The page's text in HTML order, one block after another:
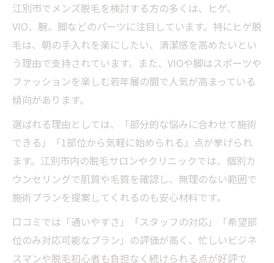
イント
江別医療脱毛で自分に合うメンズ脱毛の探
し方
ヒゲ脱毛江別で選ぶ際のメンズ視点の比較
べき項目
口コミや効果を活用した江別脱毛メンズの
選び方
ヒゲ脱毛から始める江別のメンズケア術
底解説
江別脱毛メンズのヒゲケアで得られるメリ
江別市でメンズ脱毛を検討する方の多くは、ヒゲ、
VIO、腕、脚などのパーツに注目しています。特にヒゲ脱
毛は、朝の手入れを楽にしたい、清潔感を高めたいとい
う理由で支持されています。また、VIOや脚はスポーツや
ファッションを楽しむ若年層の間で人気が高まっている
傾向があります。
選ばれる理由としては、「部分的な悩みに合わせて施術
できる」「1部位から気軽に始められる」点が挙げられ
ます。江別市内の脱毛サロンやクリニックでは、個別カ
ウンセリングで肌質や毛質を確認し、無理のない範囲で
施術プランを提案してくれるのも安心材料です。
口コミでは「通いやすさ」「スタッフの対応」「希望部
位のみ対応可能なプラン」の評価が高く、忙しいビジネ
スマンや脱毛初心者も負担なく続けられる点が好評で